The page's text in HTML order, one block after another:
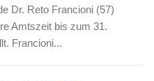
Dr. Reto Francioni (57)
Amtszeit bis zum 31.
Francioni...